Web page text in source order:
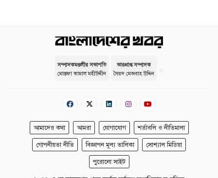
সম্পাদকমণ্ডলীর সভাপতি
মোস্তফা কামাল মহীউদ্দীন
ভারপ্রাপ্ত সম্পাদক
সৈয়দ মেজবাহ উদ্দিন
আমাদের কথা আমরা যোগাযোগ শর্তাবলি ও নীতিমালা
গোপনীয়তা নীতি বিজ্ঞাপন মূল্য তালিকা সোশ্যাল মিডিয়া
পুরোনো সাইট